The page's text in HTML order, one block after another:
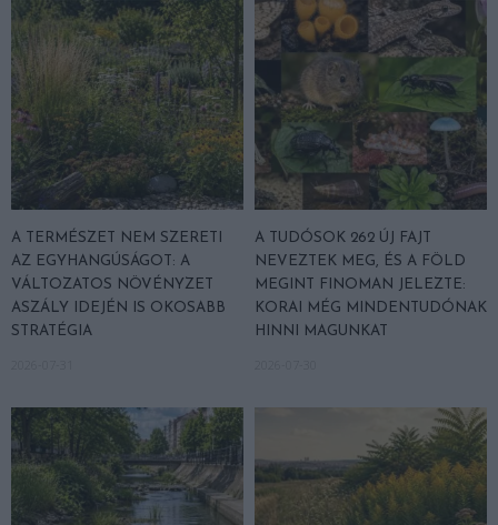
A TERMÉSZET NEM SZERETI
AZ EGYHANGÚSÁGOT: A
VÁLTOZATOS NÖVÉNYZET
ASZÁLY IDEJÉN IS OKOSABB
STRATÉGIA
A TUDÓSOK 262 ÚJ FAJT
NEVEZTEK MEG, ÉS A FÖLD
MEGINT FINOMAN JELEZTE:
KORAI MÉG MINDENTUDÓNAK
HINNI MAGUNKAT